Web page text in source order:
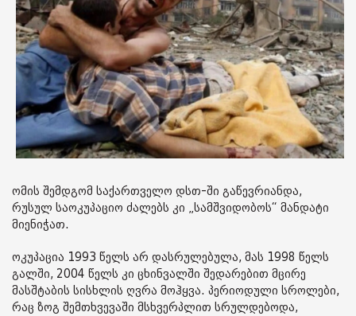
ომის შემდგომ საქართველო დსთ-ში გაწევრიანდა,
რუსულ საოკუპაციო ძალებს კი „სამშვიდობოს“ მანდატი
მიენიჭათ.
ოკუპაცია 1993 წელს არ დასრულებულა, მას 1998 წელს
გალში, 2004 წელს კი ცხინვალში შედარებით მცირე
მასშტაბის სისხლის ღვრა მოჰყვა. პერიოდული სროლები,
რაც ზოგ შემთხვევაში მსხვერპლით სრულდებოდა,